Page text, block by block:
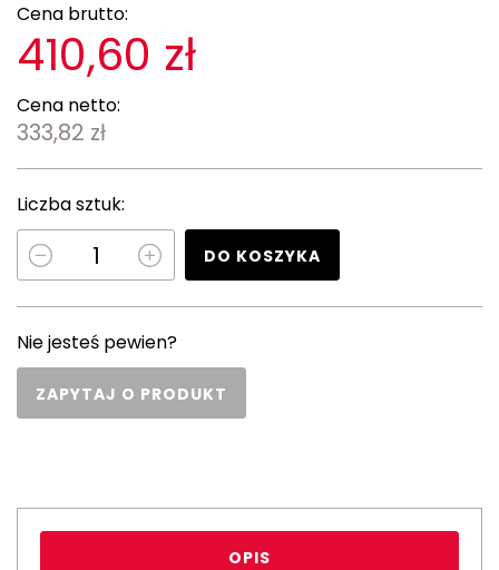
Cena brutto:
410,60 zł
Cena netto:
333,82 zł
Liczba sztuk:
DO KOSZYKA
Nie jesteś pewien?
ZAPYTAJ O PRODUKT
OPIS